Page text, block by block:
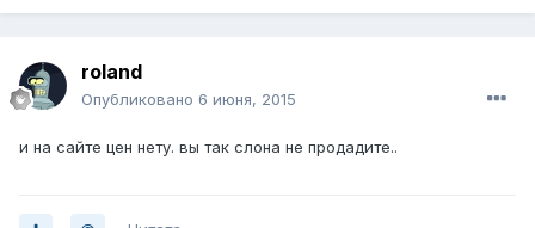
roland
Опубликовано 6 июня, 2015
и на сайте цен нету. вы так слона не продадите..